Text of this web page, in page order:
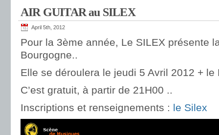
AIR GUITAR au SILEX
April 5th, 2012
Pour la 3ème année, Le SILEX présente
Bourgogne..
Elle se déroulera le jeudi 5 Avril 2012 + le
C’est gratuit, à partir de 21H00 ..
Inscriptions et renseignements : le Silex